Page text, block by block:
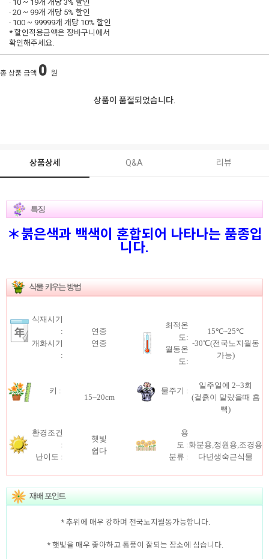
· 20 ~ 99개 개당 5% 할인
· 100 ~ 99999개 개당 10% 할인
* 할인적용금액은 장바구니에서
확인해주세요.
총 상품 금액 0 원
상품이 품절되었습니다.
상품상세 Q&A 리뷰
＊붉은색과 백색이 혼합되어 나타나는 품종입
니다.
식재시기
:
개화시기
:
연중
연중
최적온
도:
월동온
도:
15℃~25℃
-30℃(전국노지월동
가능)
키 :
15~20cm
물주기 :
일주일에 2~3회
(겉흙이 말랐을때 흠
뻑)
환경조건
:
난이도 :
햇빛
쉽다
용
도 :
분류 :
화분용,정원용,조경용
다년생숙근식물
* 추위에 매우 강하며 전국노지월동가능합니다.
* 햇빛을 매우 좋아하고 통풍이 잘되는 장소에 심습니다.